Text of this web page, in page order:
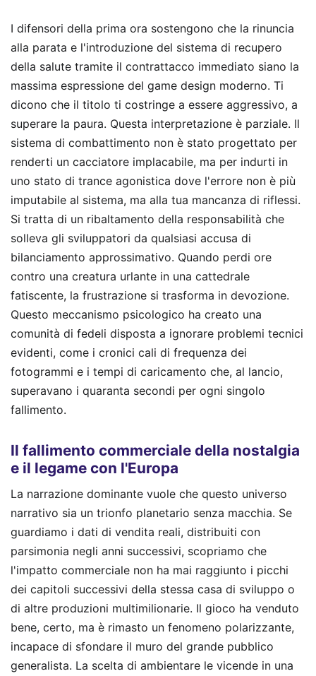
I difensori della prima ora sostengono che la rinuncia
alla parata e l'introduzione del sistema di recupero
della salute tramite il contrattacco immediato siano la
massima espressione del game design moderno. Ti
dicono che il titolo ti costringe a essere aggressivo, a
superare la paura. Questa interpretazione è parziale. Il
sistema di combattimento non è stato progettato per
renderti un cacciatore implacabile, ma per indurti in
uno stato di trance agonistica dove l'errore non è più
imputabile al sistema, ma alla tua mancanza di riflessi.
Si tratta di un ribaltamento della responsabilità che
solleva gli sviluppatori da qualsiasi accusa di
bilanciamento approssimativo. Quando perdi ore
contro una creatura urlante in una cattedrale
fatiscente, la frustrazione si trasforma in devozione.
Questo meccanismo psicologico ha creato una
comunità di fedeli disposta a ignorare problemi tecnici
evidenti, come i cronici cali di frequenza dei
fotogrammi e i tempi di caricamento che, al lancio,
superavano i quaranta secondi per ogni singolo
fallimento.
Il fallimento commerciale della nostalgia
e il legame con l'Europa
La narrazione dominante vuole che questo universo
narrativo sia un trionfo planetario senza macchia. Se
guardiamo i dati di vendita reali, distribuiti con
parsimonia negli anni successivi, scopriamo che
l'impatto commerciale non ha mai raggiunto i picchi
dei capitoli successivi della stessa casa di sviluppo o
di altre produzioni multimilionarie. Il gioco ha venduto
bene, certo, ma è rimasto un fenomeno polarizzante,
incapace di sfondare il muro del grande pubblico
generalista. La scelta di ambientare le vicende in una